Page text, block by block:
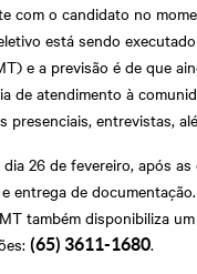
com o candidato no
está sendo
e a previsão é de que
de atendimento à
presenciais, entrevistas,
26 de fevereiro, após as
entrega de
também disponibiliza
(65) 3611-1680.